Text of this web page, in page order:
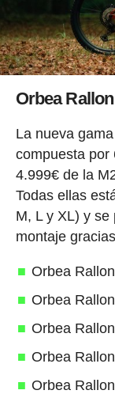
Orbea
La nueva
compuesta por
4.999€ de la
Todas ellas
M, L y XL) y
montaje
Orbea
Orbea
Orbea
Orbea
Orbea